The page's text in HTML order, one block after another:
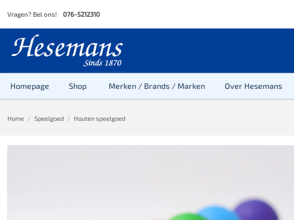
content
Vragen? Bel ons! 076-5212310
Homepage Shop
Baby, Peuter & Kleuter
Peuter & Kleuter
Merken / Brands / Marken Over Hesemans
Home / Speelgoed / Houten speelgoed